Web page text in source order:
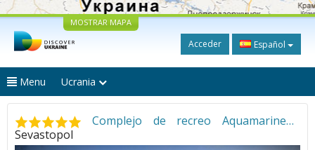
MOSTRAR MAPA
Acceder Español
Menu Ucrania
Complejo de recreo Aquamarine
Sevastopol